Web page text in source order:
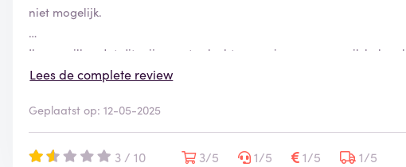
niet mogelijk.
Ik zou willen dat dit mijn eerste slechte ervaring was maar ik heb
bloemen niet bezorgd werden en ik heb zelf een keer, in plaats van
gekregen.
Er kan natuurlijk altijd iets mis gaan, maar het is me nu wel heel
Lees de complete review
Geplaatst op: 12-05-2025
3 / 10 3/5 1/5 1/5 1/5